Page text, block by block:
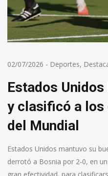
02/07/2026 - Deportes,
Estados
y clasificó a los
del Mundial
Estados Unidos mantuvo su
derrotó a Bosnia por 2-0, en